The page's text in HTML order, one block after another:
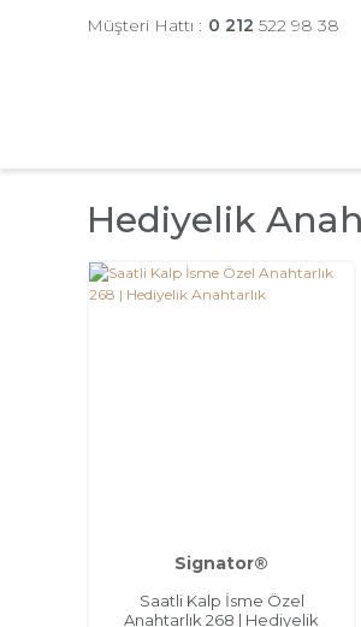
Müşteri Hattı : 0 212 522 98 38
Hediyelik
Signator®
Saatli Kalp İsme Özel
Anahtarlık 268 | Hediyelik